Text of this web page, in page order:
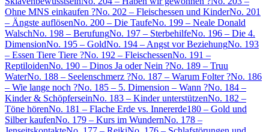
Ohne MNS einkaufen ?No. 202 – Fleischessen und KinderNo. 201
– Ängste auflösenNo. 200 – Die TaufeNo. 199 – Neale Donald
WalschNo. 198 – BerufungNo. 197 – SterbehilfeNo. 196 – Die 4.
DimensionNo. 195 – GoldNo. 194 – Angst vor BeziehungNo. 193
– Essen Tiere Tiere ?No. 192 – FleischessenNo. 191 –
ReptiloidenNo. 190 – Dinos Ja oder Nein ?No. 189 – Truu
WaterNo. 188 – Seelenschmerz ?No. 187 – Warum Folter ?No. 186
– Wie lange noch ?No. 185 – 5. Dimension – Wann ?No. 184 –
Kinder & SchöpferseinNo. 183 – Kinder unterstützenNo. 182 –
Töne hörenNo. 181 – Flache Erde vs. Innererde180 – Gold und
Silber kaufenNo. 179 – Kurs im WundernNo. 178 –